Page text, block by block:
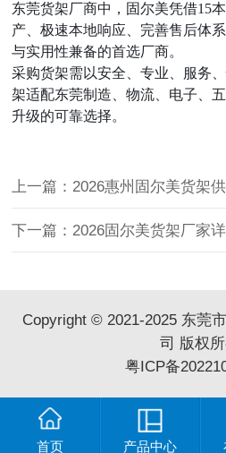
东莞货架厂商中，固尔美凭借15
产、极速本地响应、完善售后体
与实用性兼备的首选厂商。
采购货架需以安全、专业、服务
架适配东莞制造、物流、电子、
升级的可靠选择。
Copyright © 2021-2025 东莞
司 版权
粤ICP备
首页 产品中心